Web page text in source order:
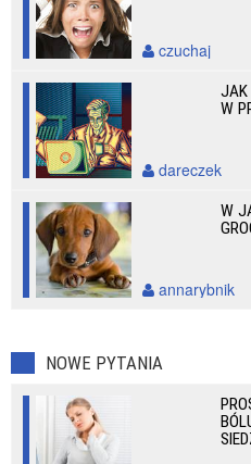
czuchaj
JAK
W
dareczek
W
annarybnik
NOWE PYTANIA